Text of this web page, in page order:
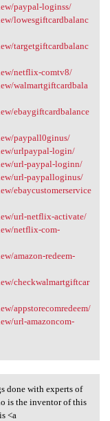
paypal-loginss/
lowesgiftcardbalanc
targetgiftcardbalanc
netflix-comtv8/
walmartgiftcardbala
ebaygiftcardbalance
paypall0ginus/
urlpaypal-login/
url-paypal-loginn/
url-paypalloginus/
ebaycustomerservice
url-netflix-activate/
netflix-com-
amazon-redeem-
checkwalmartgiftcar
appstorecomredeem/
url-amazoncom-
done with experts of
is the inventor of this
<a